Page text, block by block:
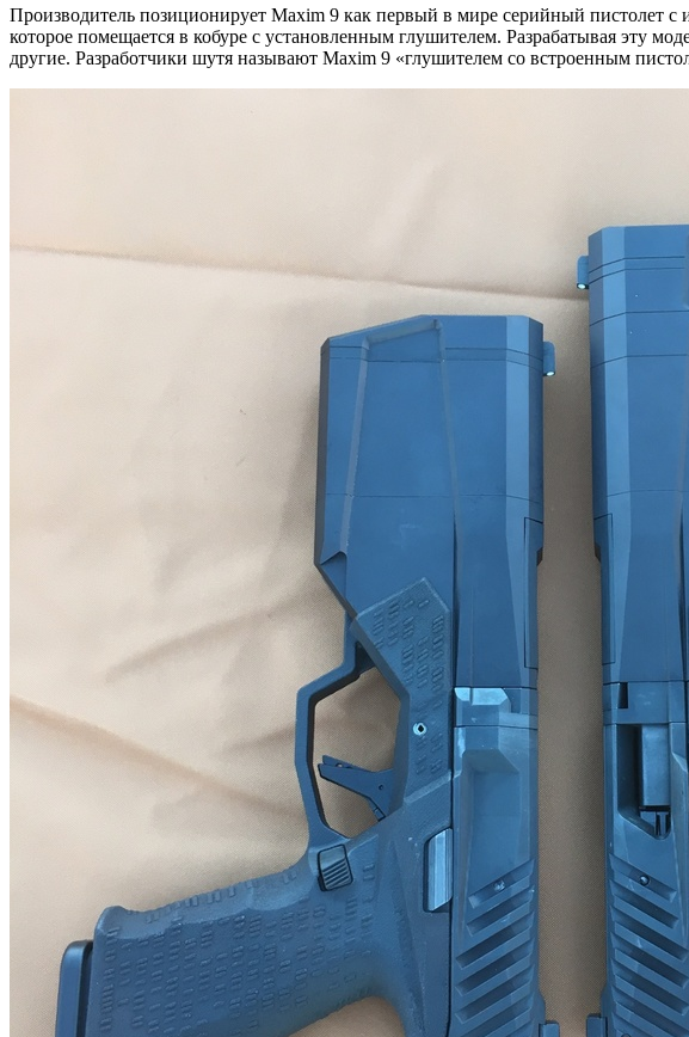
Производитель позиционирует Maxim 9 как первый в мире серийный пистолет
которое помещается в кобуре с установленным глушителем. Разрабатывая эту
другие. Разработчики шутя называют Maxim 9 «глушителем со встроенным